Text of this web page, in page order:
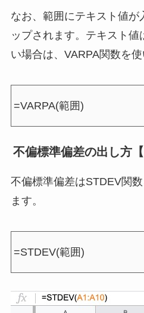
なお、範囲にテキスト値が
ップされます。テキスト
い場合は、VARPA関数を使
=VARPA(範囲)
不偏標準偏差の出し方【
不偏標準偏差はSTDEV関
ます。
=STDEV(範囲)